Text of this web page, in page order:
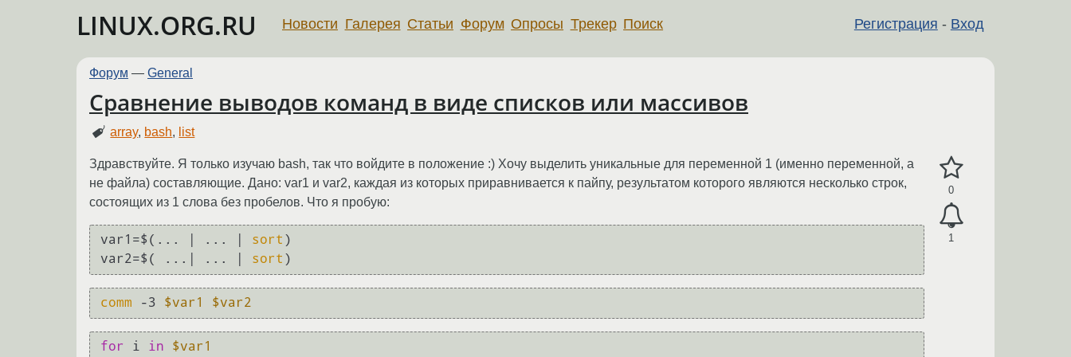
LINUX.ORG.RU Регистрация - Вход
Новости Галерея Статьи Форум Опросы Трекер Поиск
Форум — General
Сравнение выводов команд в виде списков или массивов
array, bash, list
0
1
Здравствуйте. Я только изучаю bash, так что войдите в положение :) Хочу выделить уникальные для переменной 1 (именно переменной, а
не файла) составляющие. Дано: var1 и var2, каждая из которых приравнивается к пайпу, результатом которого являются несколько строк,
состоящих из 1 слова без пробелов. Что я пробую:
var1=$(... | ... | sort )
var2=$( ...| ... | sort )
comm -3 $var1 $var2
for i in
$var1